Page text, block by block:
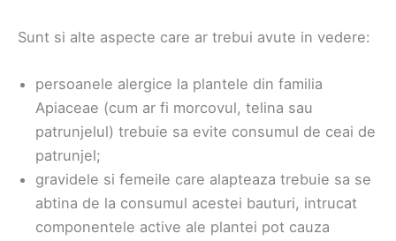
Sunt si alte aspecte care ar trebui avute in vedere:
persoanele alergice la plantele din familia
Apiaceae (cum ar fi morcovul, telina sau
patrunjelul) trebuie sa evite consumul de ceai de
patrunjel;
gravidele si femeile care alapteaza trebuie sa se
abtina de la consumul acestei bauturi, intrucat
componentele active ale plantei pot cauza